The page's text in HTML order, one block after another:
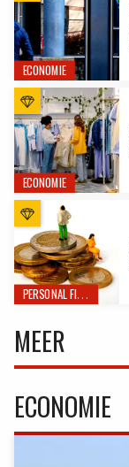
ECONOMIE
ECONOMIE
PERSONAL FINANCE
MEER
ECONOMIE